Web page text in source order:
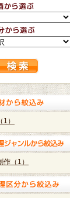
）
作（1）